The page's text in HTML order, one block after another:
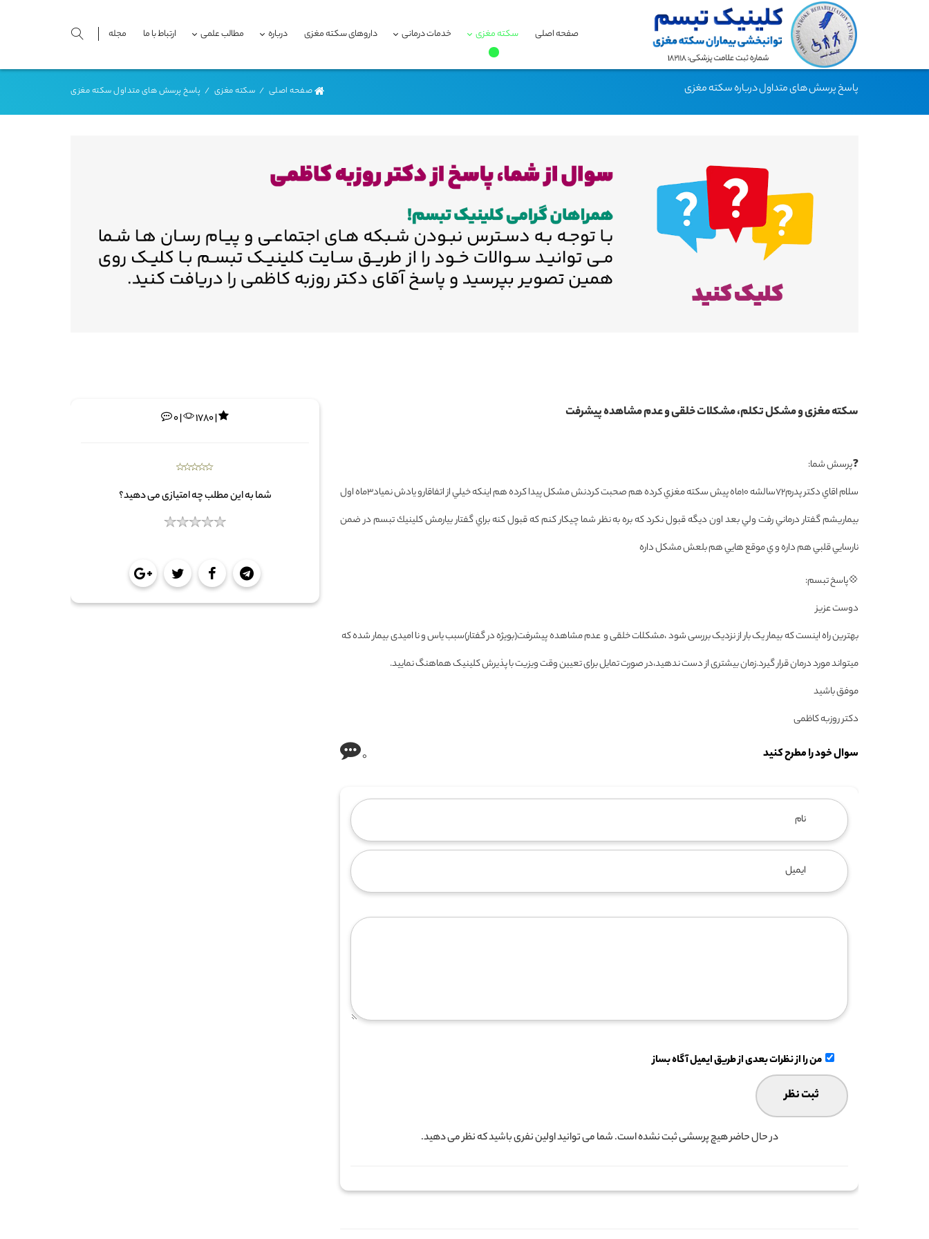
صفحه اصلی سکته مغزی خدمات درمانی داروهای سکته مغزی درباره مطالب علمی ارتباط با ما مجله
پاسخ پرسش های متداول درباره سکته مغزی صفحه اصلی / سکته مغزی / پاسخ پرسش های متداول سکته مغزی
سکته مغزی و مشکل تکلم، مشکلات خلقی و عدم مشاهده پیشرفت
❓پرسش شما:
سلام اقاي دكتر پدرم٧٢سالشه ١٠ماه پيش سكته مغزي كرده هم صحبت كردنش مشكل پيدا كرده هم اينكه خيلي از اتفاقارو يادش نمياد٣ماه اول
بيماريشم گفتار درماني رفت ولي بعد اون ديگه قبول نكرد كه بره به نظر شما چيكار كنم كه قبول كنه براي گفتار بيارمش كلينيك تبسم در ضمن
نارسايي قلبي هم داره و ي موقع هايي هم بلعش مشكل داره
💠پاسخ تبسم:
دوست عزیز
بهترین راه اینست که بیمار یک بار از نزدیک بررسی شود ،مشکلات خلقی و عدم مشاهده پیشرفت(بویژه در گفتار)سبب یاس و نا امیدی بیمار شده که
میتواند مورد درمان قرار گیرد.زمان بیشتری از دست ندهید،در صورت تمایل برای تعیین وقت ویزیت با پذیرش کلینیک هماهنگ نمایید.
موفق باشید
دکتر روزبه کاظمی
سوال خود را مطرح کنید 0
من را از نظرات بعدی از طریق ایمیل آگاه بساز
در حال حاضر هیچ پرسشی ثبت نشده است. شما می توانید اولین نفری باشید که نظر می دهید.
0 | 1780 |
شما به این مطلب چه امتیازی می دهید؟